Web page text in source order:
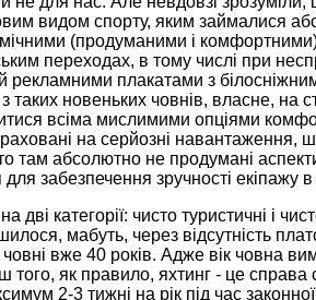
видом спорту, яким займалися
(продуманими і
переходах, в тому числі при
плакатами з
новеньких човнів, власне, на
всіма мислимими опціями
на серйозні навантаження,
там абсолютно не продумані
забезпечення зручності екіпажу
категорії: чисто туристичні і
мабуть, через відсутність
вже 40 років. Адже вік човна
того, як правило, яхтинг - це справа
2-3 тижні на рік під час законної